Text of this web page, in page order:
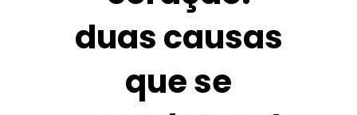
duas causas
que se